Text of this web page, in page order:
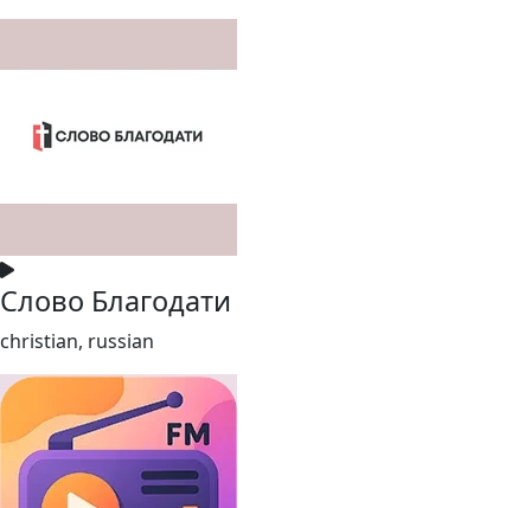
Слово Благодати
christian, russian